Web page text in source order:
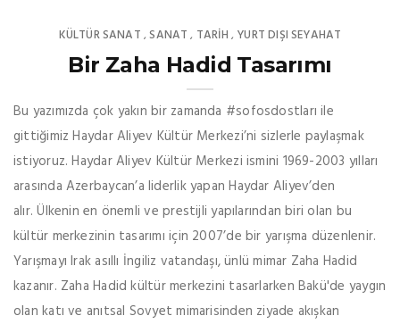
KÜLTÜR SANAT ,SANAT , TARİH , YURT DIŞI SEYAHAT
Bir Zaha Hadid Tasarımı
Bu yazımızda çok yakın bir zamanda #sofosdostları ile
gittiğimiz Haydar Aliyev Kültür Merkezi’ni sizlerle paylaşmak
istiyoruz. Haydar Aliyev Kültür Merkezi ismini 1969-2003 yılları
arasında Azerbaycan’a liderlik yapan Haydar Aliyev’den
alır. Ülkenin en önemli ve prestijli yapılarından biri olan bu
kültür merkezinin tasarımı için 2007’de bir yarışma düzenlenir.
Yarışmayı Irak asıllı İngiliz vatandaşı, ünlü mimar Zaha Hadid
kazanır. Zaha Hadid kültür merkezini tasarlarken Bakü'de yaygın
olan katı ve anıtsal Sovyet mimarisinden ziyade akışkan